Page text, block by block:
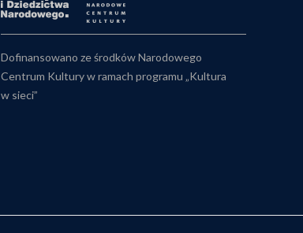
Dofinansowano ze środków Narodowego
Centrum Kultury w ramach programu „Kultura
w sieci”